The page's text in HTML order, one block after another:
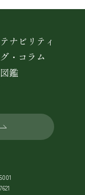
ナビリティ
・コラム
鑑